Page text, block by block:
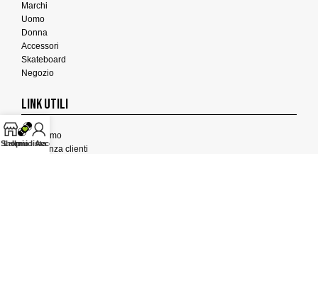
Marchi
Uomo
Donna
Accessori
Skateboard
Negozio
LINK UTILI
Chi Siamo
Assistenza clienti
Shop
La mia lista
Il mio Account